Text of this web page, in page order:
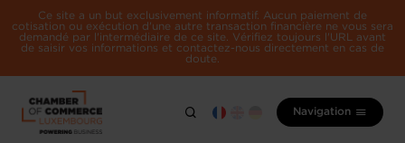
Ce site a un but exclusivement informatif. Aucun paiement de
cotisation ou exécution d'une autre transaction financière ne vous sera
demandé par l'intermédiaire de ce site. Vérifiez toujours l'URL avant
de saisir vos informations et contactez-nous directement en cas de
doute.
Navigation